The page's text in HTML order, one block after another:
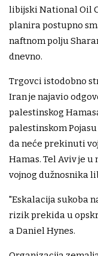
libijski National Oil
planira postupno
naftnom polju
dnevno.
Trgovci istodobno
Iran je najavio
palestinskog
palestinskom
da neće prekinuti
Hamas. Tel Aviv je
vojnog dužnosnika
"Eskalacija sukoba
rizik prekida u
a Daniel Hynes.